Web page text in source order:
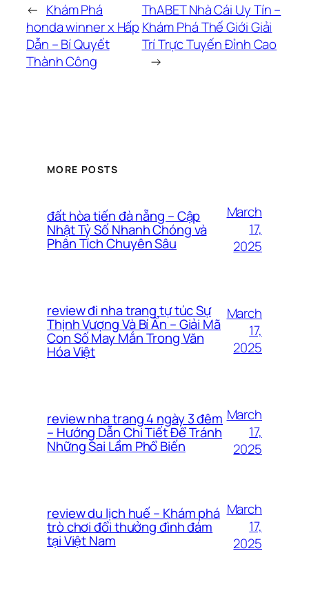
← Khám Phá
honda winner x Hấp
Dẫn – Bí Quyết
Thành Công
ThABET Nhà Cái Uy Tín –
Khám Phá Thế Giới Giải
Trí Trực Tuyến Đỉnh Cao
→
MORE POSTS
đất hòa tiến đà nẵng – Cập
Nhật Tỷ Số Nhanh Chóng và
Phân Tích Chuyên Sâu
March
17,
2025
review đi nha trang tự túc Sự
Thịnh Vượng Và Bí Ẩn – Giải Mã
Con Số May Mắn Trong Văn
Hóa Việt
March
17,
2025
review nha trang 4 ngày 3 đêm
– Hướng Dẫn Chi Tiết Để Tránh
Những Sai Lầm Phổ Biến
March
17,
2025
review du lịch huế – Khám phá
trò chơi đổi thưởng đình đám
tại Việt Nam
March
17,
2025